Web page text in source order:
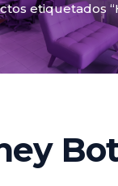
etiquetados